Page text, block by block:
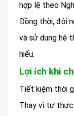
hợp lệ theo
Đồng thời, đội
và sử dụng hệ
hiểu.
Lợi ích khi
Tiết kiệm thời
Thay vì tự thực